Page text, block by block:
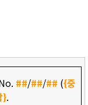
##/##/## ({중
}.